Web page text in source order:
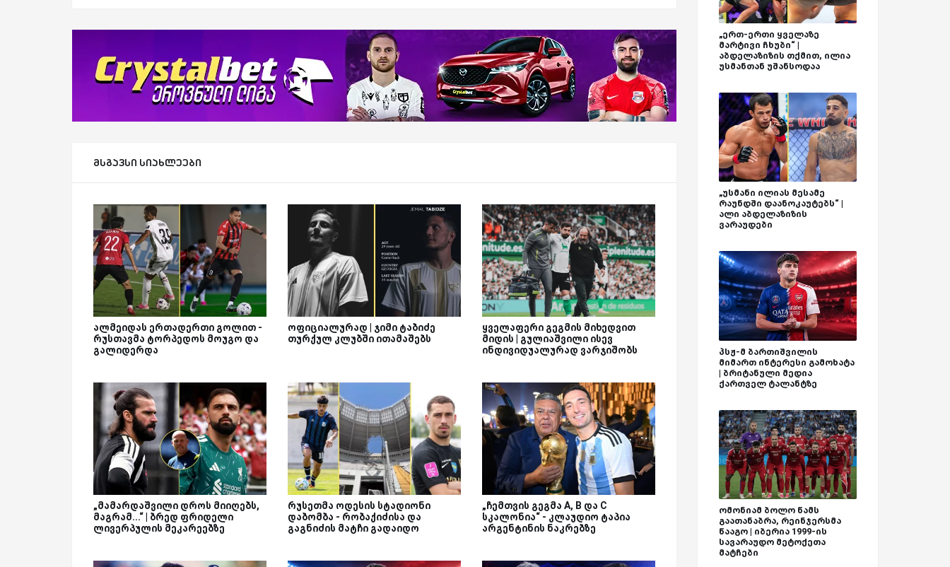
მსგავსი სიახლეები
ალმეიდას ერთადერთი გოლით -
რუსთავმა ტორპედოს მოუგო და
გალიდერდა
ოფიციალურად | ჯიმი ტაბიძე
თურქულ კლუბში ითამაშებს
ყველაფერი გეგმის მიხედვით
მიდის | გულიაშვილი ისევ
ინდივიდუალურად ვარჯიშობს
„მამარდაშვილი დროს მიიღებს,
მაგრამ...“ | ბრედ ფრიდელი
ლივერპულის მეკარეებზე
რუსეთმა ოდესის სტადიონი
დაბომბა - რობაქიძისა და
გაგნიძის მატჩი გადაიდო
„ჩემთვის გეგმა A, B და C
სკალონია“ - კლაუდიო ტაპია
არგენტინის ნაკრებზე
„ერთ-ერთი ყველაზე
მარტივი ჩხუბი“ |
აბდელაზიზის თქმით, ილია
უსმანთან უშანსოდაა
„უსმანი ილიას მესამე
რაუნდში დაანოკაუტებს“ |
ალი აბდელაზიზის
ვარაუდები
პსჟ-მ ბართიშვილის
მიმართ ინტერესი გამოხატა
| ბრიტანული მედია
ქართველ ტალანტზე
ომონიამ ბოლო წამს
გაათანაბრა, რეინჯერსმა
წააგო | იბერია 1999-ის
სავარაუდო მეტოქეთა
მატჩები